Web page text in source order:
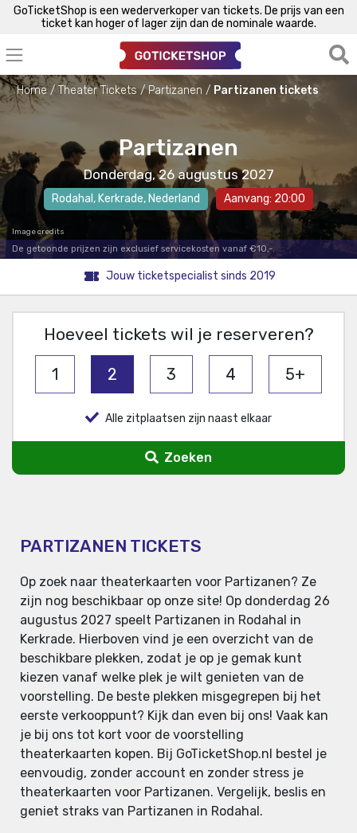
GoTicketShop is een wederverkoper van tickets. De prijs van een
ticket kan hoger of lager zijn dan de nominale waarde.
Home Theater Tickets Partizanen Partizanen tickets
Partizanen
Donderdag, 26 augustus 2027
Rodahal , Kerkrade, Nederland Aanvang: 20:00
Image credits
De getoonde prijzen zijn exclusief servicekosten vanaf €10,-.
Jouw ticketspecialist sinds 2019
Hoeveel tickets wil je reserveren?
1 2 3 4 5+
Alle zitplaatsen zijn naast elkaar
Zoeken
PARTIZANEN TICKETS
Op zoek naar theaterkaarten voor Partizanen? Ze
zijn nog beschikbaar op onze site! Op donderdag 26
augustus 2027 speelt Partizanen in Rodahal in
Kerkrade. Hierboven vind je een overzicht van de
beschikbare plekken, zodat je op je gemak kunt
kiezen vanaf welke plek je wilt genieten van de
voorstelling. De beste plekken misgegrepen bij het
eerste verkooppunt? Kijk dan even bij ons! Vaak kan
je bij ons tot kort voor de voorstelling
theaterkaarten kopen. Bij GoTicketShop.nl bestel je
eenvoudig, zonder account en zonder stress je
theaterkaarten voor Partizanen. Vergelijk, beslis en
geniet straks van Partizanen in Rodahal.